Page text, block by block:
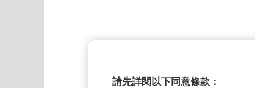
請先詳閱以下同意條款：